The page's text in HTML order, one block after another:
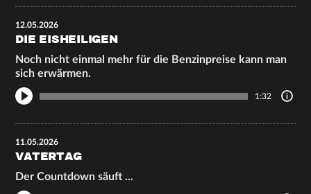
12.05.2026
DIE EISHEILIGEN
Noch nicht einmal mehr für die Benzinpreise kann man
sich erwärmen.
1:32
11.05.2026
VATERTAG
Der Countdown säuft ...